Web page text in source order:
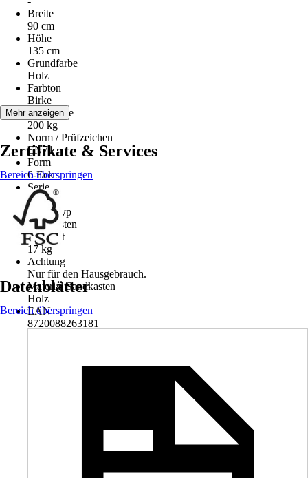
Breite
90 cm
Höhe
135 cm
Grundfarbe
Holz
Farbton
Birke
Füllmenge
200 kg
Norm / Prüfzeichen
EN71
Form
6-Eck
Serie
Aksent
Artikeltyp
Sandkasten
Gewicht
17 kg
Achtung
Nur für den Hausgebrauch.
Material Sandkasten
Holz
EAN
8720088263181
Mehr anzeigen
Zertifikate & Services
Bereich überspringen
Datenblätter
Bereich überspringen